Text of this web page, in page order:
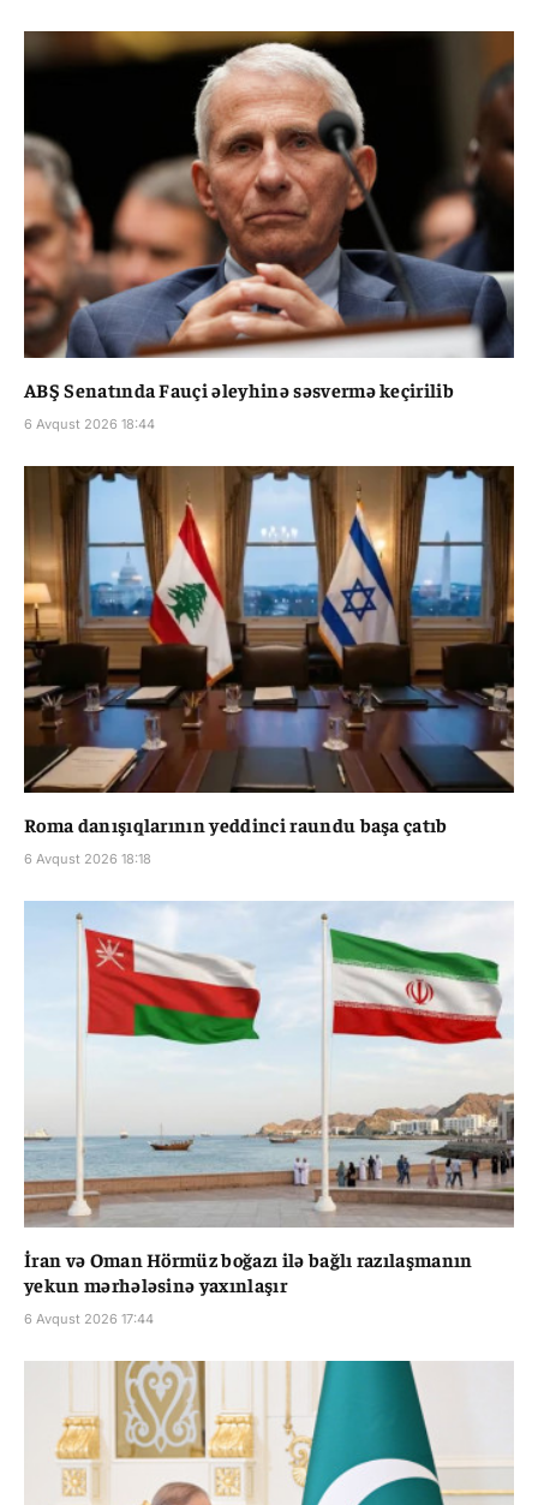
ABŞ Senatında Fauçi əleyhinə səsvermə keçirilib
6 Avqust 2026 18:44
Roma danışıqlarının yeddinci raundu başa çatıb
6 Avqust 2026 18:18
İran və Oman Hörmüz boğazı ilə bağlı razılaşmanın
yekun mərhələsinə yaxınlaşır
6 Avqust 2026 17:44